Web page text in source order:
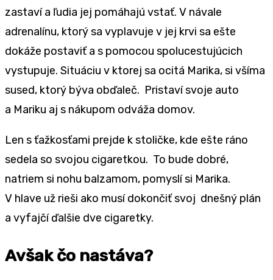
zastaví a ľudia jej pomáhajú vstať. V návale
adrenalínu, ktorý sa vyplavuje v jej krvi sa ešte
dokáže postaviť a s pomocou spolucestujúcich
vystupuje. Situáciu v ktorej sa ocitá Marika, si všíma
sused, ktorý býva obďaleč. Pristaví svoje auto
a Mariku aj s nákupom odváža domov.
Len s ťažkosťami prejde k stoličke, kde ešte ráno
sedela so svojou cigaretkou. To bude dobré,
natriem si nohu balzamom, pomyslí si Marika.
V hlave už rieši ako musí dokončiť svoj dnešný plán
a vyfajčí ďalšie dve cigaretky.
Avšak čo nastáva?